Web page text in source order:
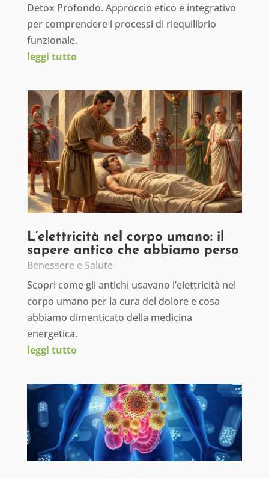
Detox Profondo. Approccio etico e integrativo
per comprendere i processi di riequilibrio
funzionale.
leggi tutto
L’elettricità nel corpo umano: il
sapere antico che abbiamo perso
Benessere e Salute
Scopri come gli antichi usavano l’elettricità nel
corpo umano per la cura del dolore e cosa
abbiamo dimenticato della medicina
energetica.
leggi tutto